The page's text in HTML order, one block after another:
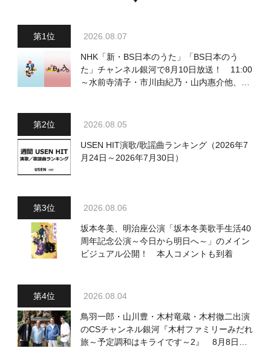
2026.08.07
NHK「新・BS日本のうた」「BS日本のう
た」チャンネル銀河で8月10日放送！ 11:00
～水前寺清子・市川由紀乃・山内惠介他、
2026.08.05
USEN HIT演歌/歌謡曲ランキング（2026年7
月24日～2026年7月30日）
2026.08.06
坂本冬美、明治座公演「坂本冬美歌手生活40
周年記念公演～今日から明日へ～」のメイン
ビジュアル公開！ 本人コメントも到着
2026.08.04
鳥羽一郎・山川豊・木村竜蔵・木村徹二出演
のCSチャンネル銀河『木村ファミリーみだれ
旅～予定調和はキライです～2』 8月8日